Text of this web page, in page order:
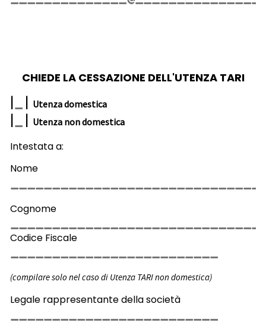
CHIEDE LA CESSAZIONE DELL'UTENZA TARI
| | Utenza domestica
| | Utenza non domestica
Intestata a:
Nome
Cognome
Codice Fiscale
(compilare solo nel caso di Utenza TARI non domestica)
Legale rappresentante della società